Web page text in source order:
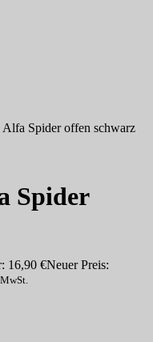
Spider offen schwarz
Spider
16,90 €Neuer Preis: